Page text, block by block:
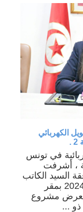
الكهربائي
في تونس
، أشرفت
السيد الكاتب
العام للولاية يوم الإثنين 21 أكتوبر 2024 بمقر
مشروع
ذو ...